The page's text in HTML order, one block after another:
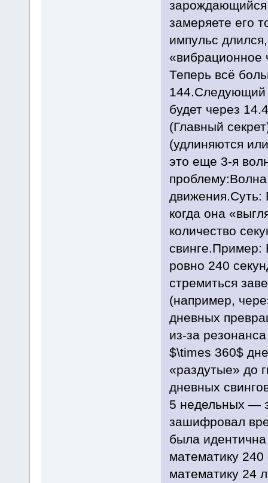
зарождающийся
замеряете его
импульс
«вибрационное
Теперь всё
144.Следующий
будет через
(Главный
(удлиняются
это еще 3-я
движения.Суть:
когда она
количество
свинге.Пример:
ровно 240
стремиться
(например,
дневных
из-за
$\times 360$
«раздутые» до
дневных
5 недельных —
зашифровал
была
математику
математику 24